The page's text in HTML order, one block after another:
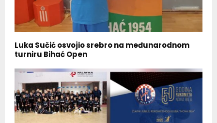
Luka Sučić osvojio srebro na međunarodnom
turniru Bihać Open